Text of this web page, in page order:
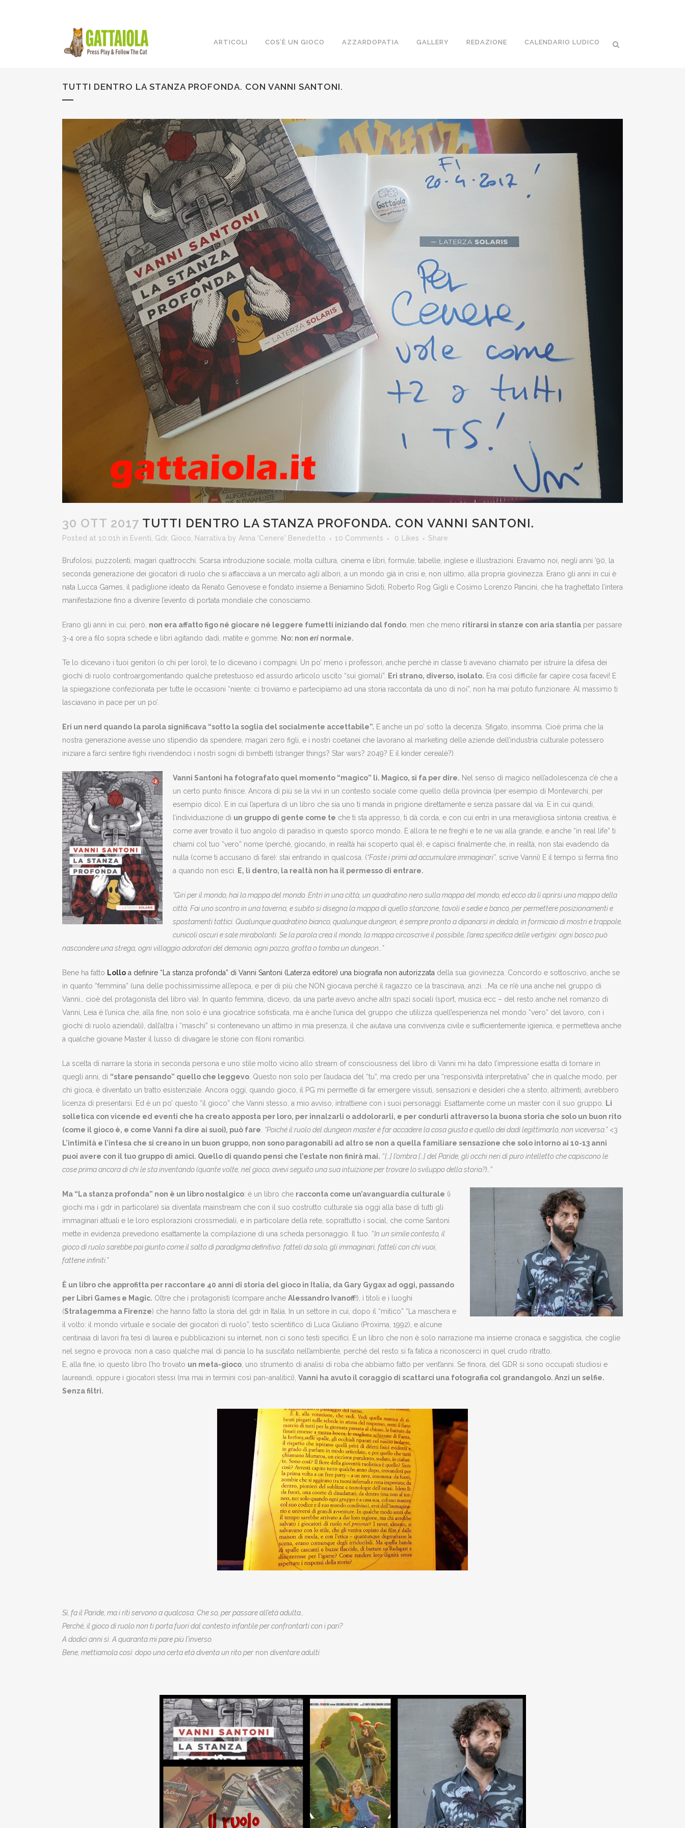
ARTICOLI COS’È UN GIOCO AZZARDOPATIA GALLERY REDAZIONE CALENDARIO LUDICO
TUTTI DENTRO LA STANZA PROFONDA. CON VANNI SANTONI.
30 OTT 2017 TUTTI DENTRO LA STANZA PROFONDA. CON VANNI SANTONI.
Posted at 10:01h in Eventi, Gdr, Gioco, Narrativa by Anna 'Cenere' Benedetto 10 Comments 0 Likes Share
Brufolosi, puzzolenti, magari quattrocchi. Scarsa introduzione sociale, molta cultura, cinema e libri, formule, tabelle, inglese e illustrazioni. Eravamo noi, negli anni ’90, la
seconda generazione dei giocatori di ruolo che si affacciava a un mercato agli albori, a un mondo già in crisi e, non ultimo, alla propria giovinezza. Erano gli anni in cui è
nata Lucca Games, il padiglione ideato da Renato Genovese e fondato insieme a Beniamino Sidoti, Roberto Rog Gigli e Cosimo Lorenzo Pancini, che ha traghettato l’intera
manifestazione fino a divenire l’evento di portata mondiale che conosciamo.
Erano gli anni in cui, però, non era affatto figo né giocare né leggere fumetti iniziando dal fondo, men che meno ritirarsi in stanze con aria stantia per passare
3-4 ore a filo sopra schede e libri agitando dadi, matite e gomme. No: non eri normale.
Te lo dicevano i tuoi genitori (o chi per loro), te lo dicevano i compagni. Un po’ meno i professori, anche perché in classe ti avevano chiamato per istruire la difesa dei
giochi di ruolo controargomentando qualche pretestuoso ed assurdo articolo uscito “sui giornali”. Eri strano, diverso, isolato. Era così difficile far capire cosa facevi! E
la spiegazione confezionata per tutte le occasioni “niente: ci troviamo e partecipiamo ad una storia raccontata da uno di noi”, non ha mai potuto funzionare. Al massimo ti
lasciavano in pace per un po’.
Eri un nerd quando la parola significava “sotto la soglia del socialmente accettabile”. E anche un po’ sotto la decenza. Sfigato, insomma. Cioè prima che la
nostra generazione avesse uno stipendio da spendere, magari zero figli, e i nostri coetanei che lavorano al marketing delle aziende dell’industria culturale potessero
iniziare a farci sentire fighi rivendendoci i nostri sogni di bimbetti (stranger things? Star wars? 2049? E il kinder cerealè?).
Vanni Santoni ha fotografato quel momento “magico” lì. Magico, si fa per dire. Nel senso di magico nell’adolescenza c’è che a
un certo punto finisce. Ancora di più se la vivi in un contesto sociale come quello della provincia (per esempio di Montevarchi, per
esempio dico). E in cui l’apertura di un libro che sia uno ti manda in prigione direttamente e senza passare dal via. E in cui quindi,
l’individuazione di un gruppo di gente come te che ti sta appresso, ti dà corda, e con cui entri in una meravigliosa sintonia creativa, è
come aver trovato il tuo angolo di paradiso in questo sporco mondo. E allora te ne freghi e te ne vai alla grande, e anche “in real life” ti
chiami col tuo “vero” nome (perché, giocando, in realtà hai scoperto qual è), e capisci finalmente che, in realtà, non stai evadendo da
nulla (come ti accusano di fare): stai entrando in qualcosa. (“Foste i primi ad accumulare immaginari”, scrive Vanni) E il tempo si ferma fino
a quando non esci. E, lì dentro, la realtà non ha il permesso di entrare.
“Giri per il mondo, hai la mappa del mondo. Entri in una città, un quadratino nero sulla mappa del mondo, ed ecco da lì aprirsi una mappa della
città. Fai uno scontro in una taverna, e subito si disegna la mappa di quello stanzone, tavoli e sedie e banco, per permettere posizionamenti e
spostamenti tattici. Qualunque quadratino bianco, qualunque dungeon, è sempre pronto a dipanarsi in dedalo, in formicaio di mostri e trappole,
cunicoli oscuri e sale mirabolanti. Se la parola crea il mondo, la mappa circoscrive il possibile, l’area specifica delle vertigini: ogni bosco può
nascondere una strega, ogni villaggio adoratori del demonio, ogni pozzo, grotta o tomba un dungeon…”
Bene ha fatto Lollo a definire “La stanza profonda” di Vanni Santoni (Laterza editore) una biografia non autorizzata della sua giovinezza. Concordo e sottoscrivo, anche se
in quanto “femmina” (una delle pochissimissime all’epoca, e per di più che NON giocava perché il ragazzo ce la trascinava, anzi. ..Ma ce n’è una anche nel gruppo di
Vanni… cioè del protagonista del libro via). In quanto femmina, dicevo, da una parte avevo anche altri spazi sociali (sport, musica ecc – del resto anche nel romanzo di
Vanni, Leia è l’unica che, alla fine, non solo è una giocatrice sofisticata, ma è anche l’unica del gruppo che utilizza quell’esperienza nel mondo “vero” del lavoro, con i
giochi di ruolo aziendali), dall’altra i “maschi” si contenevano un attimo in mia presenza, il che aiutava una convivenza civile e sufficientemente igienica, e permetteva anche
a qualche giovane Master il lusso di divagare le storie con filoni romantici.
La scelta di narrare la storia in seconda persona e uno stile molto vicino allo stream of consciousness del libro di Vanni mi ha dato l’impressione esatta di tornare in
quegli anni, di “stare pensando” quello che leggevo. Questo non solo per l’audacia del “tu”, ma credo per una “responsività interpretativa” che in qualche modo, per
chi gioca, è diventato un tratto esistenziale. Ancora oggi, quando gioco, il PG mi permette di far emergere vissuti, sensazioni e desideri che a stento, altrimenti, avrebbero
licenza di presentarsi. Ed è un po’ questo “il gioco” che Vanni stesso, a mio avviso, intrattiene con i suoi personaggi. Esattamente come un master con il suo gruppo. Li
solletica con vicende ed eventi che ha creato apposta per loro, per innalzarli o addolorarli, e per condurli attraverso la buona storia che solo un buon rito
(come il gioco è, e come Vanni fa dire ai suoi), può fare. “Poiché il ruolo del dungeon master è far accadere la cosa giusta e quello dei dadi legittimarlo, non viceversa.”<3
L’intimità e l’intesa che si creano in un buon gruppo, non sono paragonabili ad altro se non a quella familiare sensazione che solo intorno ai 10-13 anni
puoi avere con il tuo gruppo di amici. Quello di quando pensi che l’estate non finirà mai. “[…] l’ombra […] del Paride, gli occhi neri di puro intelletto che capiscono le
cose prima ancora di chi le sta inventando (quante volte, nel gioco, avevi seguito una sua intuizione per trovare lo sviluppo della storia?)…”
Ma “La stanza profonda” non è un libro nostalgico: è un libro che racconta come un’avanguardia culturale (i
giochi ma i gdr in particolare) sia diventata mainstream che con il suo costrutto culturale sia oggi alla base di tutti gli
immaginari attuali e le loro esplorazioni crossmediali, e in particolare della rete, soprattutto i social, che come Santoni
mette in evidenza prevedono esattamente la compilazione di una scheda personaggio. Il tuo. “In un simile contesto, il
gioco di ruolo sarebbe poi giunto come il salto di paradigma definitivo: fatteli da solo, gli immaginari, fatteli con chi vuoi,
fattene infiniti.”
È un libro che approfitta per raccontare 40 anni di storia del gioco in Italia, da Gary Gygax ad oggi, passando
per Libri Games e Magic. Oltre che i protagonisti (compare anche Alessandro Ivanoff!), i titoli e i luoghi
(Stratagemma a Firenze) che hanno fatto la storia del gdr in Italia. In un settore in cui, dopo il “mitico” “La maschera e
il volto: il mondo virtuale e sociale dei giocatori di ruolo”, testo scientifico di Luca Giuliano (Proxima, 1992), e alcune
centinaia di lavori fra tesi di laurea e pubblicazioni su internet, non ci sono testi specifici. È un libro che non è solo narrazione ma insieme cronaca e saggistica, che coglie
nel segno e provoca: non a caso qualche mal di pancia lo ha suscitato nell’ambiente, perché del resto si fa fatica a riconoscerci in quel crudo ritratto.
E, alla fine, io questo libro l’ho trovato un meta-gioco, uno strumento di analisi di roba che abbiamo fatto per vent’anni. Se finora, del GDR si sono occupati studiosi e
laureandi, oppure i giocatori stessi (ma mai in termini così pan-analitici), Vanni ha avuto il coraggio di scattarci una fotografia col grandangolo. Anzi un selfie.
Senza filtri.
Sì, fa il Paride, ma i riti servono a qualcosa. Che so, per passare all’età adulta…
Perché, il gioco di ruolo non ti porta fuori dal contesto infantile per confrontarti con i pari?
A dodici anni sì. A quaranta mi pare più l’inverso.
Bene, mettiamola così: dopo una certa età diventa un rito per non diventare adulti.